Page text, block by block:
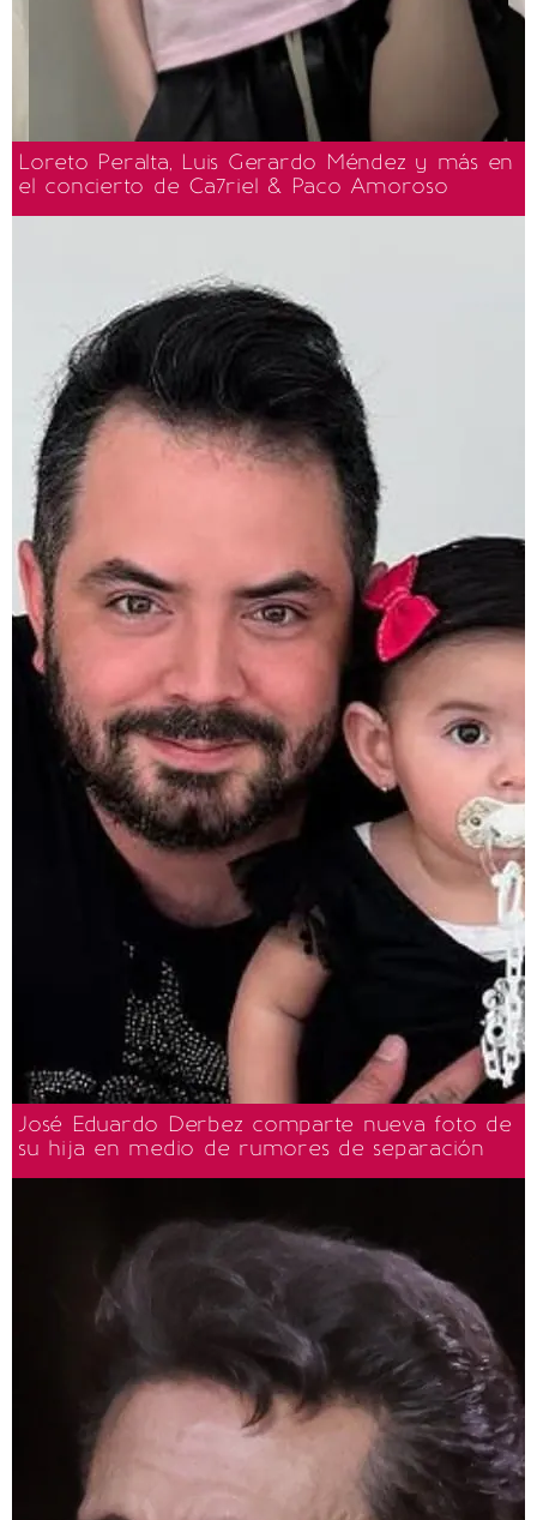
Loreto Peralta, Luis Gerardo Méndez y más en
el concierto de Ca7riel & Paco Amoroso
José Eduardo Derbez comparte nueva foto de
su hija en medio de rumores de separación